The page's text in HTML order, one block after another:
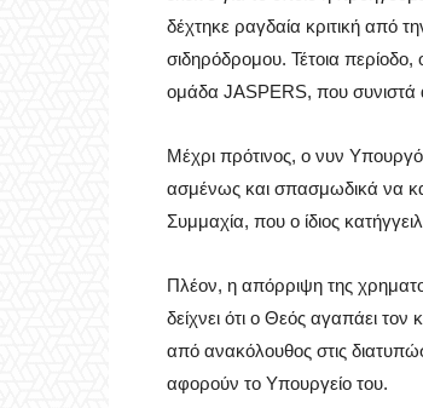
δέχτηκε ραγδαία κριτική από
σιδηρόδρομου. Τέτοια
ομάδα JASPERS, που συνιστά
Μέχρι πρότινος, ο νυν
ασμένως και σπασμωδικά να
Συμμαχία, που ο ίδιος
Πλέον, η απόρριψη της
δείχνει ότι ο Θεός αγαπάει
από ανακόλουθος στις
αφορούν το Υπουργείο του.